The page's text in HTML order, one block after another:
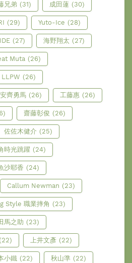
兄弟 (31) 成田蓮 (30)
(29) Yuto-Ice (28)
(27) 海野翔太 (27)
Muta (26)
LLPW (26)
安齊勇馬 (26) 工藤惠 (26)
齋藤彰俊 (26)
佐佐木健介 (25)
時光跳躍 (24)
沙耶香 (24)
Callum Newman (23)
Style 職業摔角 (23)
馬之助 (23)
上井文彥 (22)
小鐵 (22) 秋山準 (22)